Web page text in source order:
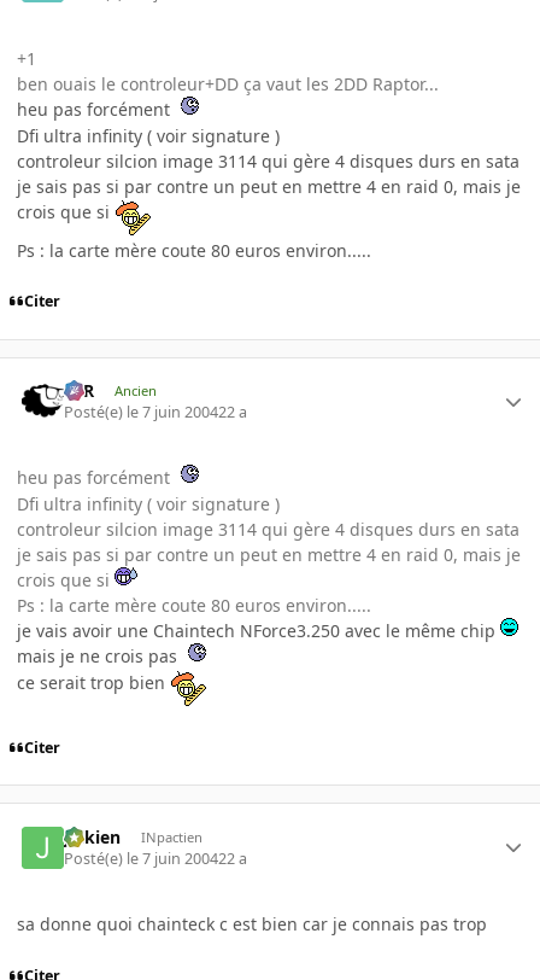
+1
ben ouais le controleur+DD ça vaut les 2DD Raptor...
heu pas forcément
Dfi ultra infinity ( voir signature )
controleur silcion image 3114 qui gère 4 disques durs en sata
je sais pas si par contre un peut en mettre 4 en raid 0, mais je
crois que si
Ps : la carte mère coute 80 euros environ.....
Citer
KzR Ancien
Posté(e) le 7 juin 200422 a
heu pas forcément
Dfi ultra infinity ( voir signature )
controleur silcion image 3114 qui gère 4 disques durs en sata
je sais pas si par contre un peut en mettre 4 en raid 0, mais je
crois que si
Ps : la carte mère coute 80 euros environ.....
je vais avoir une Chaintech NForce3.250 avec le même chip
mais je ne crois pas
ce serait trop bien
Citer
julkien INpactien
Posté(e) le 7 juin 200422 a
sa donne quoi chainteck c est bien car je connais pas trop
Citer